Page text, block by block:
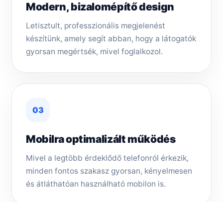
Modern, bizalomépítő design
Letisztult, professzionális megjelenést
készítünk, amely segít abban, hogy a látogatók
gyorsan megértsék, mivel foglalkozol.
03
Mobilra optimalizált működés
Mivel a legtöbb érdeklődő telefonról érkezik,
minden fontos szakasz gyorsan, kényelmesen
és átláthatóan használható mobilon is.